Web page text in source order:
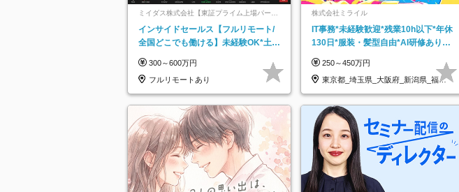
ミイダス株式会社【東証プライム上場パーソ
インサイドセールス【フルリモート/
全国どこでも働ける】未経験OK*土日
300～600万円
フルリモートあり
株式会社ミライル
IT事務*未経験歓迎*残業10h以下*年休
130日*服装・髪型自由*AI研修あり*
250～450万円
東京都_埼玉県_大阪府_新潟県_福岡
県